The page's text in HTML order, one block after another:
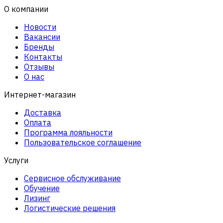
О компании
Новости
Вакансии
Бренды
Контакты
Отзывы
О нас
Интернет-магазин
Доставка
Оплата
Программа лояльности
Пользовательское соглашение
Услуги
Сервисное обслуживание
Обучение
Лизинг
Логистические решения